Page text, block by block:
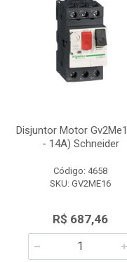
Disjuntor Motor
- 14A) Schneider
Código: 4658
SKU: GV2ME16
R$ 687,46